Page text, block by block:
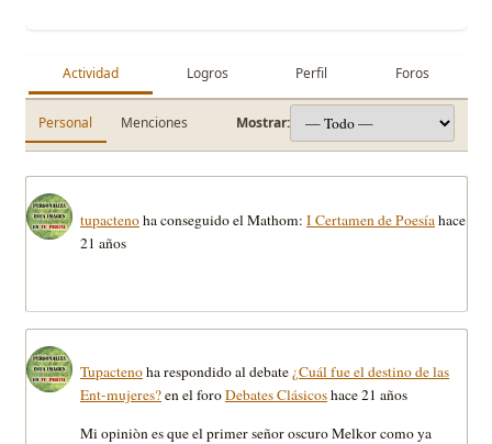
Actividad Logros Perfil Foros
Personal Menciones Mostrar:
tupactenoha conseguido el Mathom: I Certamen de Poesíahace
21 años
Tupactenoha respondido al debate¿Cuál fue el destino de las
Ent-mujeres?en el foroDebates Clásicoshace 21 años
Mi opiniòn es que el primer señor oscuro Melkor como ya